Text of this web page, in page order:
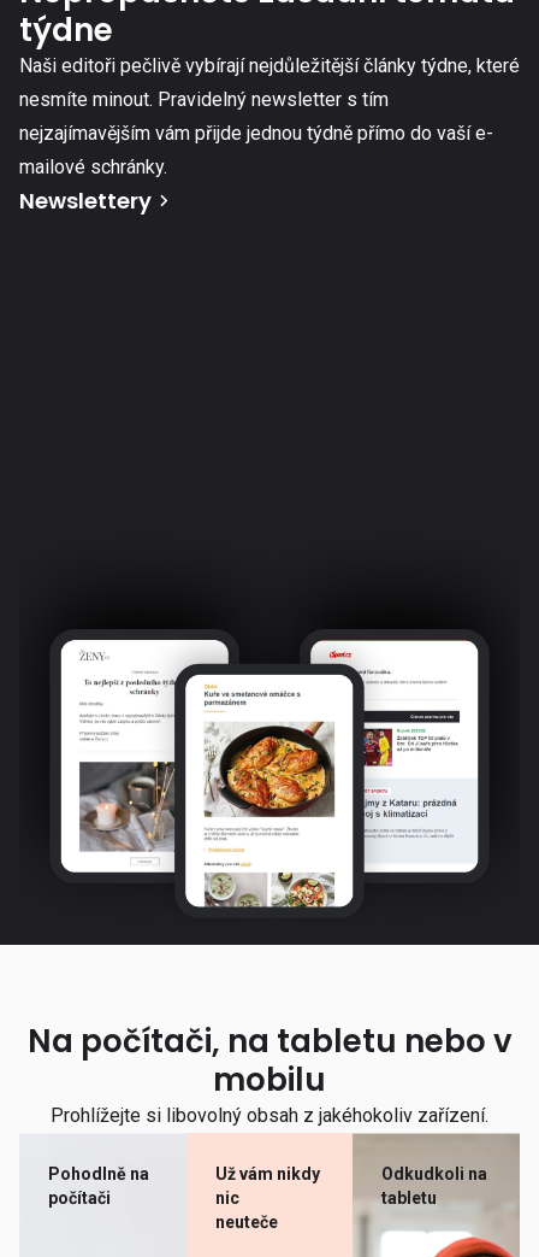
týdne
Naši editoři pečlivě vybírají nejdůležitější články týdne, které
nesmíte minout. Pravidelný newsletter s tím
nejzajímavějším vám přijde jednou týdně přímo do vaší e-
mailové schránky.
Newslettery
Na počítači, na tabletu nebo v
mobilu
Prohlížejte si libovolný obsah z jakéhokoliv zařízení.
Pohodlně na
počítači
Už vám nikdy
nic
neuteče
Odkudkoli na
tabletu